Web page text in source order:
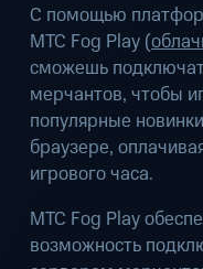
С помощью
МТС Fog Play (
сможешь
мерчантов, чтобы
популярные
браузере,
игрового часа.
МТС Fog Play
возможность